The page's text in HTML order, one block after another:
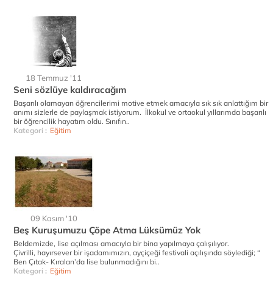
18 Temmuz '11
Seni sözlüye kaldıracağım
Başarılı olamayan öğrencilerimi motive etmek amacıyla sık sık anlattığım bir
anımı sizlerle de paylaşmak istiyorum. İlkokul ve ortaokul yıllarımda başarılı
bir öğrencilik hayatım oldu. Sınıfın..
Kategori : Eğitim
09 Kasım '10
Beş Kuruşumuzu Çöpe Atma Lüksümüz Yok
Beldemizde, lise açılması amacıyla bir bina yapılmaya çalışılıyor.
Çivrilli, hayırsever bir işadamımızın, ayçiçeği festivali açılışında söylediği; “
Ben Çıtak- Kıralan’da lise bulunmadığını bi..
Kategori : Eğitim